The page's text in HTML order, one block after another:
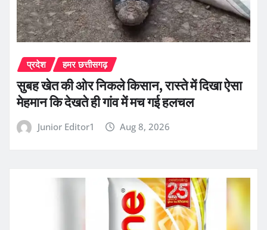
प्रदेश हमर छत्तीसगढ़
सुबह खेत की ओर निकले किसान, रास्ते में दिखा ऐसा
मेहमान कि देखते ही गांव में मच गई हलचल
Junior Editor1 Aug 8, 2026